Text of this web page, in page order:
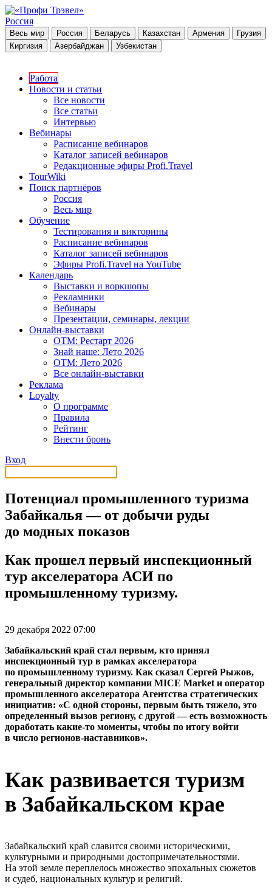
Россия
Весь мир Россия Беларусь Казахстан Армения
Грузия
Киргизия
Азербайджан Узбекистан
Работа
Новости и статьи
Все новости
Все статьи
Интервью
Вебинары
Расписание вебинаров
Каталог записей вебинаров
Редакционные эфиры Profi.Travel
TourWiki
Поиск партнёров
Россия
Весь мир
Обучение
Тестирования и викторины
Расписание вебинаров
Каталог записей вебинаров
Эфиры Profi.Travel на YouTube
Календарь
Выставки и воркшопы
Рекламники
Вебинары
Презентации, семинары, лекции
Онлайн-выставки
OTM: Рестарт 2026
Знай наше: Лето 2026
OTM: Лето 2026
Все онлайн-выставки
Реклама
Loyalty
О программе
Правила
Рейтинг
Внести бронь
Вход
Потенциал промышленного туризма
Забайкалья — от добычи руды
до модных показов
Как прошел первый инспекционный
тур акселератора АСИ по
промышленному туризму.
29 декабря 2022 07:00
Забайкальский край стал первым, кто принял
инспекционный тур в рамках акселератора
по промышленному туризму. Как сказал Сергей Рыжов,
генеральный директор компании MICE Market и оператор
промышленного акселератора Агентства стратегических
инициатив: «С одной стороны, первым быть тяжело, это
определенный вызов региону, с другой — есть возможность
доработать какие-то моменты, чтобы по итогу войти
в число регионов-наставников».
Как развивается туризм
в Забайкальском крае
Забайкальский край славится своими историческими,
культурными и природными достопримечательностями.
На этой земле переплелось множество эпохальных сюжетов
и судеб, национальных культур и религий.